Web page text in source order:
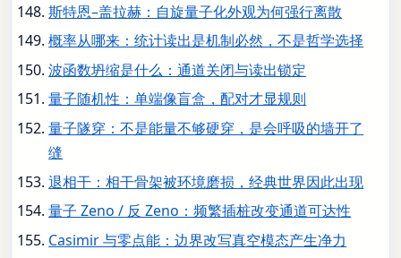
斯特恩–盖拉赫：自旋量子化外观为何强行离散
概率从哪来：统计读出是机制必然，不是哲学选择
波函数坍缩是什么：通道关闭与读出锁定
量子随机性：单端像盲盒，配对才显规则
量子隧穿：不是能量不够硬穿，是会呼吸的墙开了
缝
退相干：相干骨架被环境磨损，经典世界因此出现
量子 Zeno / 反 Zeno：频繁插桩改变通道可达性
Casimir 与零点能：边界改写真空模态产生净力